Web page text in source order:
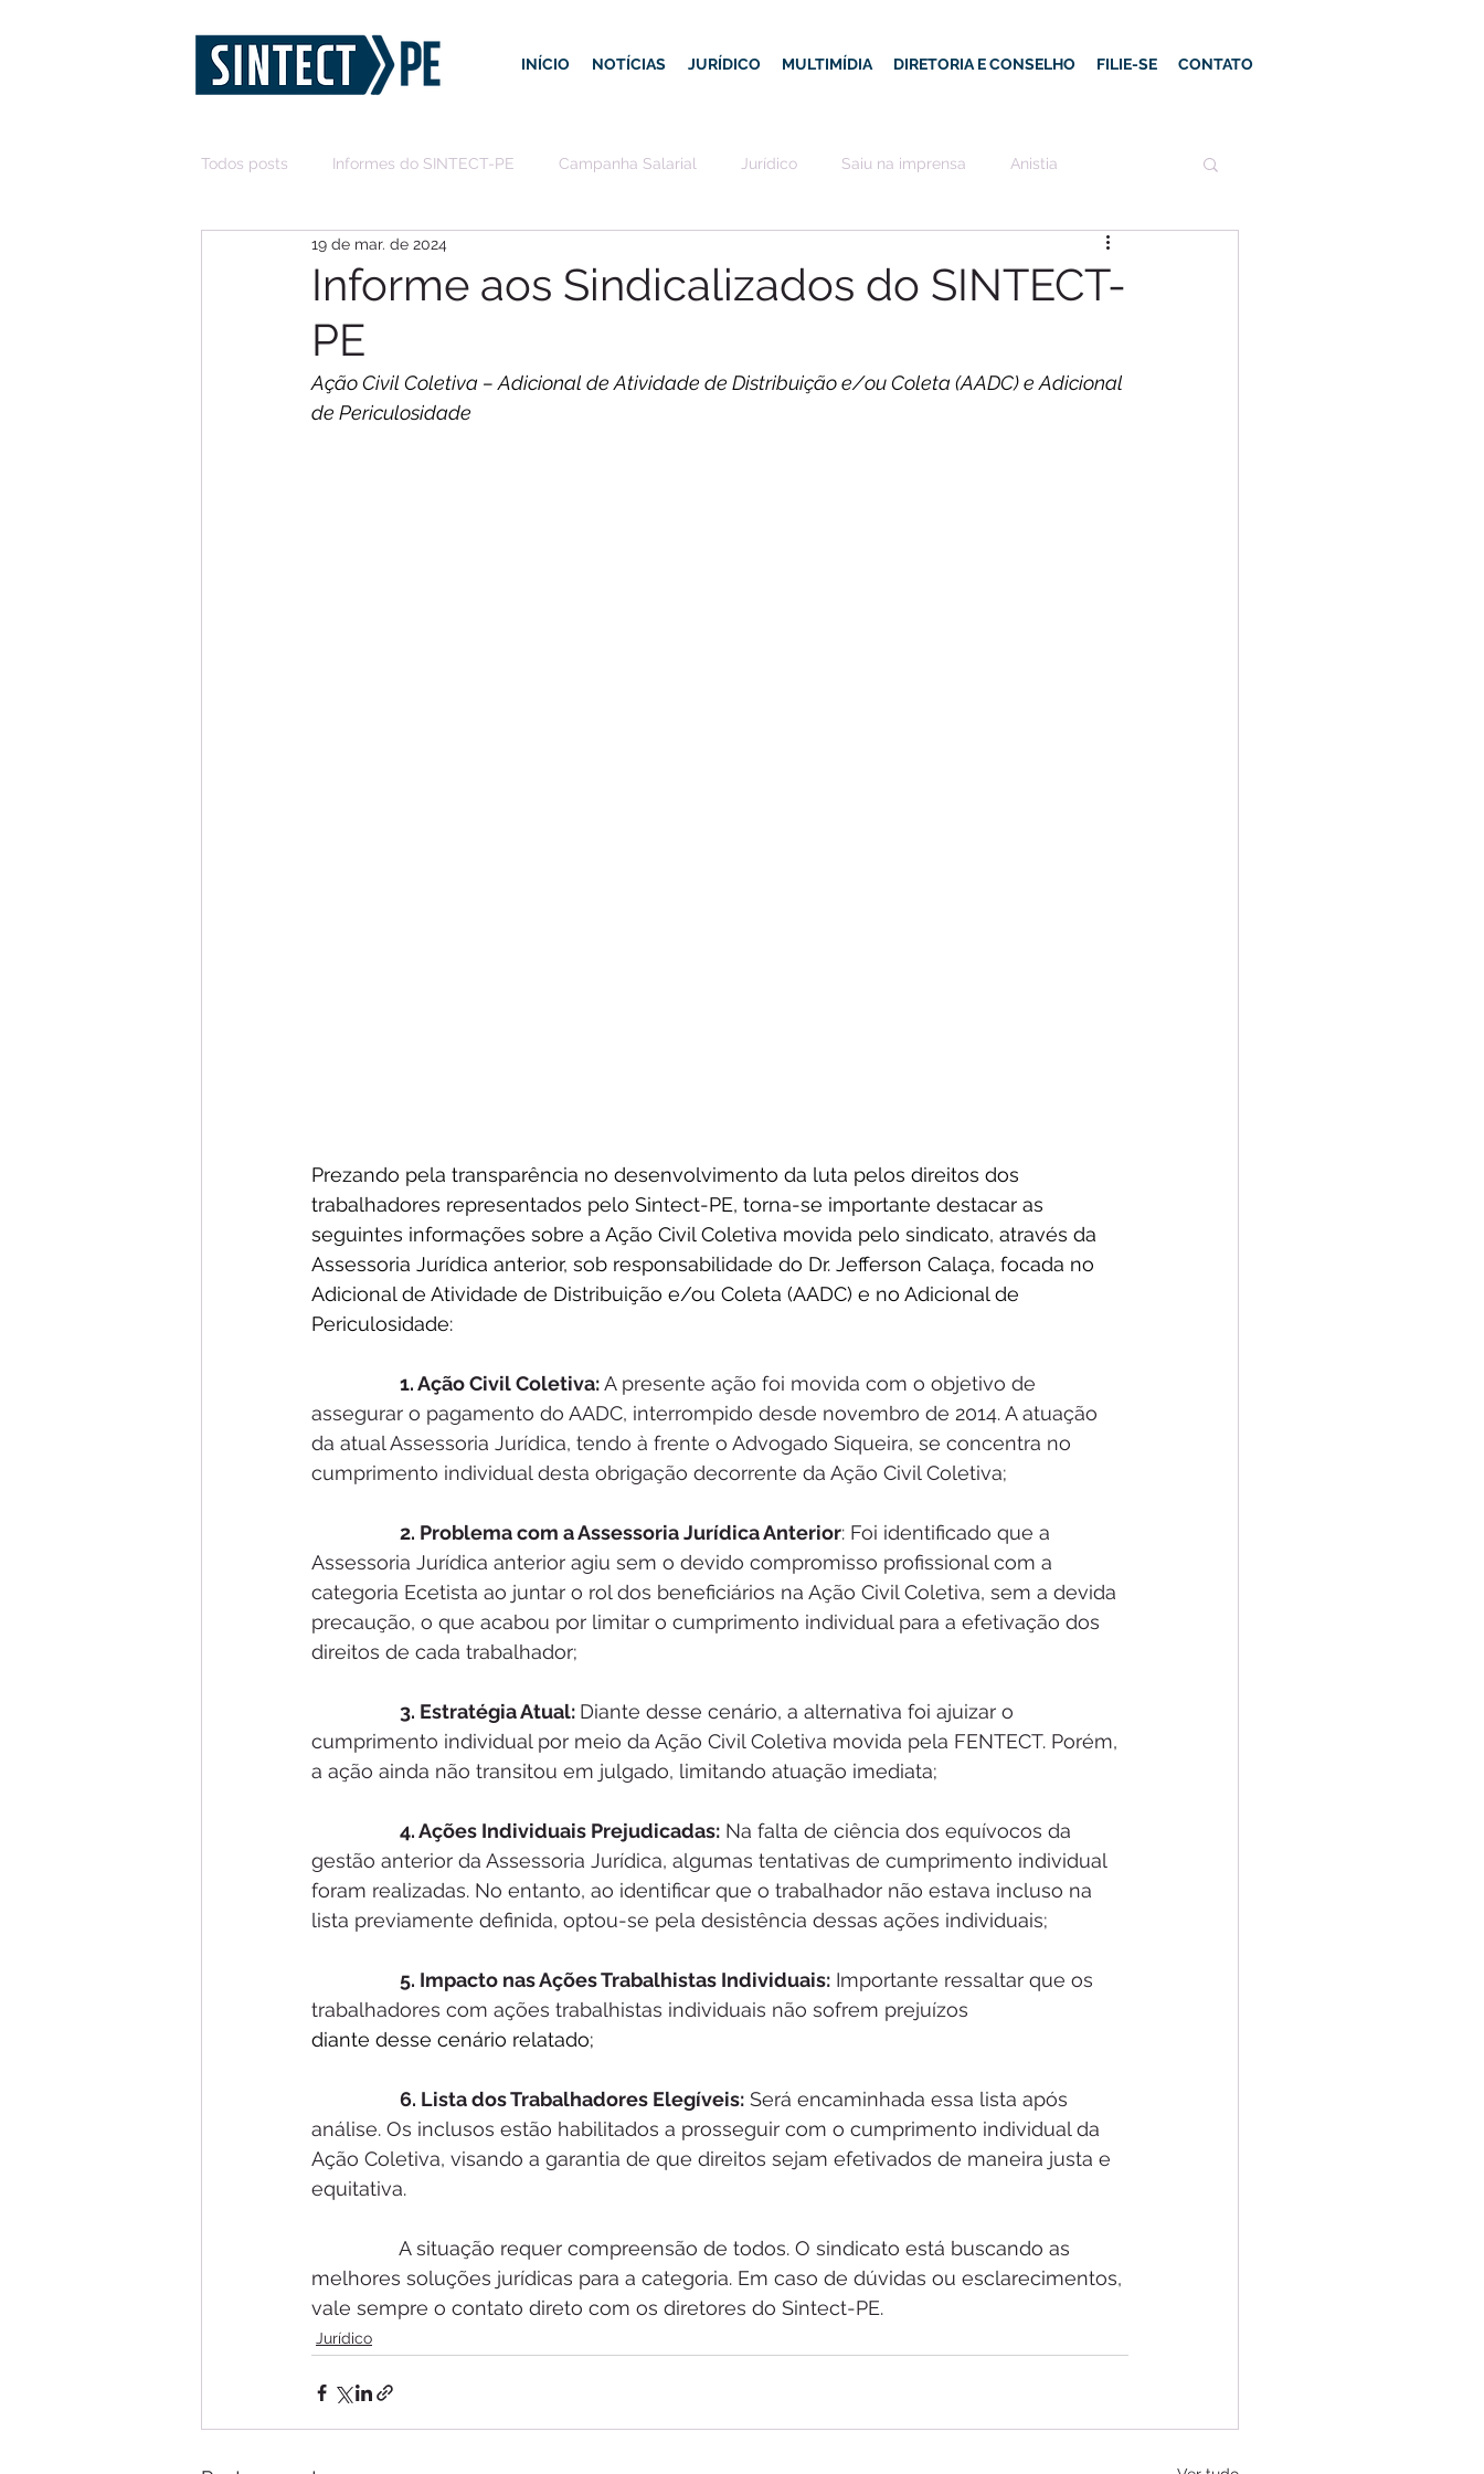
INÍCIO NOTÍCIAS JURÍDICO MULTIMÍDIA DIRETORIA E CONSELHO FILIE-SE CONTATO
Todos posts Informes do SINTECT-PE Campanha Salarial Jurídico Saiu na imprensa Anistia
Informe aos Sindicalizados do SINTECT-
PE
19 de mar. de 2024
Ação Civil Coletiva – Adicional de Atividade de Distribuição e/ou Coleta (AADC) e Adicional
de Periculosidade
Prezando pela transparência no desenvolvimento da luta pelos direitos dos
trabalhadores representados pelo Sintect-PE, torna-se importante destacar as
seguintes informações sobre a Ação Civil Coletiva movida pelo sindicato, através da
Assessoria Jurídica anterior, sob responsabilidade do Dr. Jefferson Calaça, focada no
Adicional de Atividade de Distribuição e/ou Coleta (AADC) e no Adicional de
Periculosidade:
1. Ação Civil Coletiva: A presente ação foi movida com o objetivo de
assegurar o pagamento do AADC, interrompido desde novembro de 2014. A atuação
da atual Assessoria Jurídica, tendo à frente o Advogado Siqueira, se concentra no
cumprimento individual desta obrigação decorrente da Ação Civil Coletiva;
2. Problema com a Assessoria Jurídica Anterior: Foi identificado que a
Assessoria Jurídica anterior agiu sem o devido compromisso profissional com a
categoria Ecetista ao juntar o rol dos beneficiários na Ação Civil Coletiva, sem a devida
precaução, o que acabou por limitar o cumprimento individual para a efetivação dos
direitos de cada trabalhador;
3. Estratégia Atual: Diante desse cenário, a alternativa foi ajuizar o
cumprimento individual por meio da Ação Civil Coletiva movida pela FENTECT. Porém,
a ação ainda não transitou em julgado, limitando atuação imediata;
4. Ações Individuais Prejudicadas: Na falta de ciência dos equívocos da
gestão anterior da Assessoria Jurídica, algumas tentativas de cumprimento individual
foram realizadas. No entanto, ao identificar que o trabalhador não estava incluso na
lista previamente definida, optou-se pela desistência dessas ações individuais;
5. Impacto nas Ações Trabalhistas Individuais: Importante ressaltar que os
trabalhadores com ações trabalhistas individuais não sofrem prejuízos
diante desse cenário relatado;
6. Lista dos Trabalhadores Elegíveis: Será encaminhada essa lista após
análise. Os inclusos estão habilitados a prosseguir com o cumprimento individual da
Ação Coletiva, visando a garantia de que direitos sejam efetivados de maneira justa e
equitativa.
A situação requer compreensão de todos. O sindicato está buscando as
melhores soluções jurídicas para a categoria. Em caso de dúvidas ou esclarecimentos,
vale sempre o contato direto com os diretores do Sintect-PE.
Jurídico